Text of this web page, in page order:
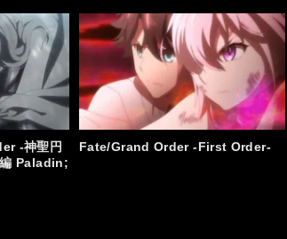
-神聖円
Paladin;
Fate/Grand Order -First Order-